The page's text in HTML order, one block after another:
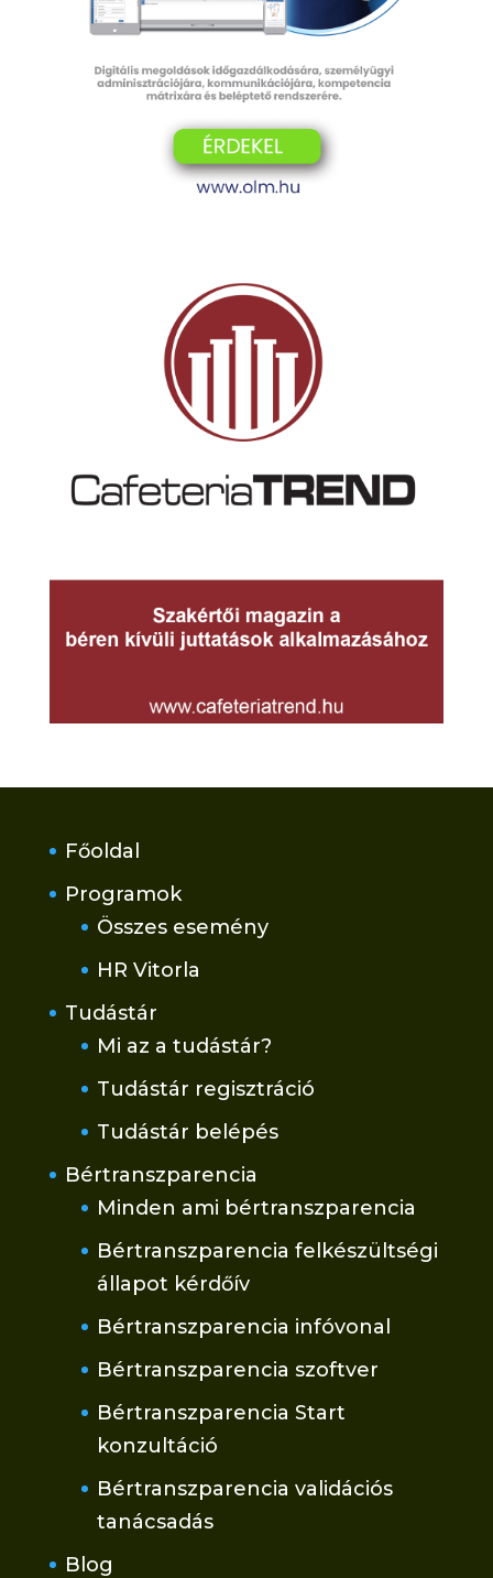
Főoldal
Programok
Összes esemény
HR Vitorla
Tudástár
Mi az a tudástár?
Tudástár regisztráció
Tudástár belépés
Bértranszparencia
Minden ami bértranszparencia
Bértranszparencia felkészültségi
állapot kérdőív
Bértranszparencia infóvonal
Bértranszparencia szoftver
Bértranszparencia Start
konzultáció
Bértranszparencia validációs
tanácsadás
Blog